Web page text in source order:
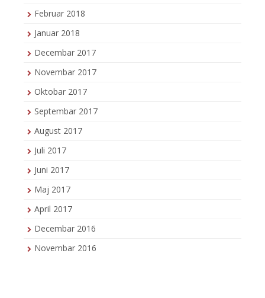
Februar 2018
Januar 2018
Decembar 2017
Novembar 2017
Oktobar 2017
Septembar 2017
August 2017
Juli 2017
Juni 2017
Maj 2017
April 2017
Decembar 2016
Novembar 2016